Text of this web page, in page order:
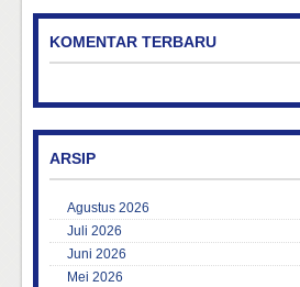
KOMENTAR TERBARU
ARSIP
Agustus 2026
Juli 2026
Juni 2026
Mei 2026